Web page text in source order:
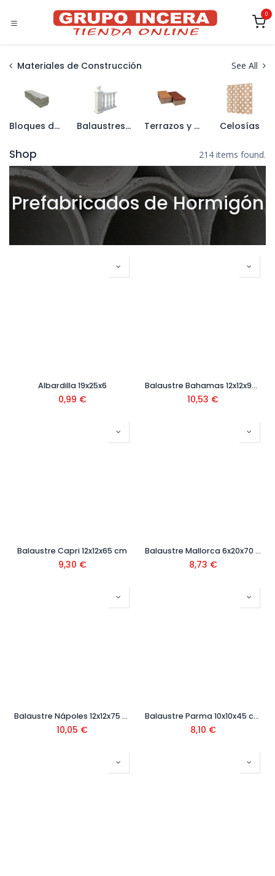
0
Materiales de Construcción See All
Bloques de Hormigón Balaustres y Pasamanos Terrazos y Aceras Celosías
Shop 214 items found.
Prefabricados de Hormigón
Albardilla 19x25x6
0,99 €
Balaustre Bahamas 12x12x90 cm
10,53 €
Balaustre Capri 12x12x65 cm
9,30 €
Balaustre Mallorca 6x20x70 cm
8,73 €
Balaustre Nápoles 12x12x75 cm
10,05 €
Balaustre Parma 10x10x45 cm
8,10 €